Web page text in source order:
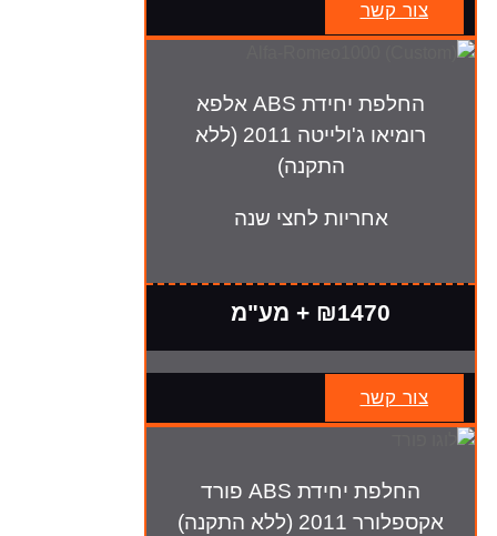
צור קשר
החלפת יחידת ABS אלפא
רומיאו ג'ולייטה 2011 (ללא
התקנה)
אחריות לחצי שנה
₪1470 + מע"מ
צור קשר
החלפת יחידת ABS פורד
אקספלורר 2011 (ללא התקנה)